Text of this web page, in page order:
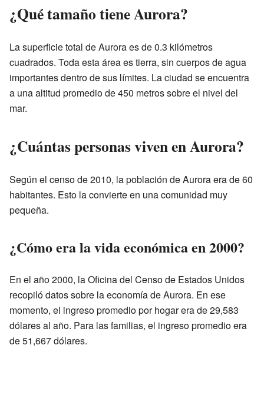
¿Qué tamaño tiene Aurora?
La superficie total de Aurora es de 0.3 kilómetros
cuadrados. Toda esta área es tierra, sin cuerpos de agua
importantes dentro de sus límites. La ciudad se encuentra
a una altitud promedio de 450 metros sobre el nivel del
mar.
¿Cuántas personas viven en Aurora?
Según el censo de 2010, la población de Aurora era de 60
habitantes. Esto la convierte en una comunidad muy
pequeña.
¿Cómo era la vida económica en 2000?
En el año 2000, la Oficina del Censo de Estados Unidos
recopiló datos sobre la economía de Aurora. En ese
momento, el ingreso promedio por hogar era de 29,583
dólares al año. Para las familias, el ingreso promedio era
de 51,667 dólares.